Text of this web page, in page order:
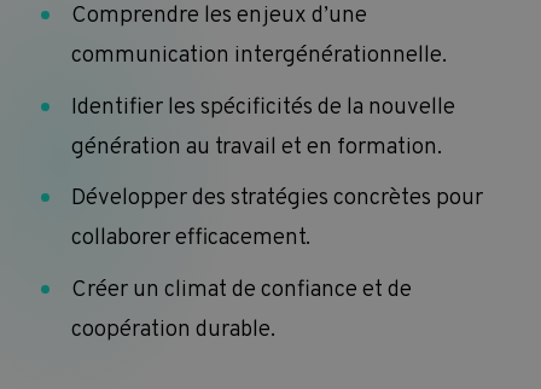
Comprendre les enjeux d’une
communication intergénérationnelle.
Identifier les spécificités de la nouvelle
génération au travail et en formation.
Développer des stratégies concrètes pour
collaborer efficacement.
Créer un climat de confiance et de
coopération durable.